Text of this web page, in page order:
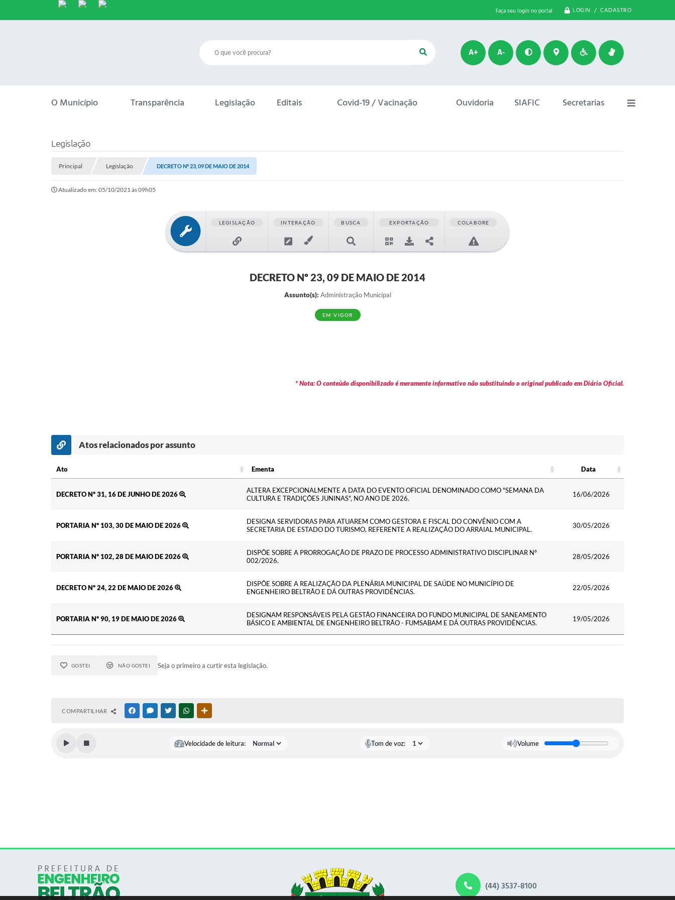
Faça seu login no portal LOGIN / CADASTRO
A+ A-
O Município Transparência Legislação Editais Covid-19 / Vacinação Ouvidoria SIAFIC Secretarias
Legislação
Principal Legislação DECRETO Nº 23, 09 DE MAIO DE 2014
Atualizado em: 05/10/2021 às 09h05
LEGISLAÇÃO INTERAÇÃO BUSCA EXPORTAÇÃO COLABORE
DECRETO Nº 23, 09 DE MAIO DE 2014
Assunto(s): Administração Municipal
EM VIGOR
* Nota: O conteúdo disponibilizado é meramente informativo não substituindo o original publicado em Diário Oficial.
Atos relacionados por assunto
Ato Ementa
Data
DECRETO Nº 31, 16 DE JUNHO DE 2026
ALTERA EXCEPCIONALMENTE A DATA DO EVENTO OFICIAL DENOMINADO COMO "SEMANA DA
CULTURA E TRADIÇÕES JUNINAS", NO ANO DE 2026.
16/06/2026
PORTARIA Nº 103, 30 DE MAIO DE 2026
DESIGNA SERVIDORAS PARA ATUAREM COMO GESTORA E FISCAL DO CONVÊNIO COM A
SECRETARIA DE ESTADO DO TURISMO, REFERENTE A REALIZAÇÃO DO ARRAIAL MUNICIPAL.
30/05/2026
PORTARIA Nº 102, 28 DE MAIO DE 2026
DISPÕE SOBRE A PRORROGAÇÃO DE PRAZO DE PROCESSO ADMINISTRATIVO DISCIPLINAR Nº
002/2026.
28/05/2026
DECRETO Nº 24, 22 DE MAIO DE 2026
DISPÕE SOBRE A REALIZAÇÃO DA PLENÁRIA MUNICIPAL DE SAÚDE NO MUNICÍPIO DE
ENGENHEIRO BELTRÃO E DÁ OUTRAS PROVIDÊNCIAS.
22/05/2026
PORTARIA Nº 90, 19 DE MAIO DE 2026
DESIGNAM RESPONSÁVEIS PELA GESTÃO FINANCEIRA DO FUNDO MUNICIPAL DE SANEAMENTO
BÁSICO E AMBIENTAL DE ENGENHEIRO BELTRÃO - FUMSABAM E DÁ OUTRAS PROVIDÊNCIAS.
19/05/2026
GOSTEI NÃO GOSTEI Seja o primeiro a curtir esta legislação.
COMPARTILHAR FACEBOOKMESSENGER
TWITTERWHATSAPP
Velocidade de leitura: Tom de voz: Volume
(44) 3537-8100